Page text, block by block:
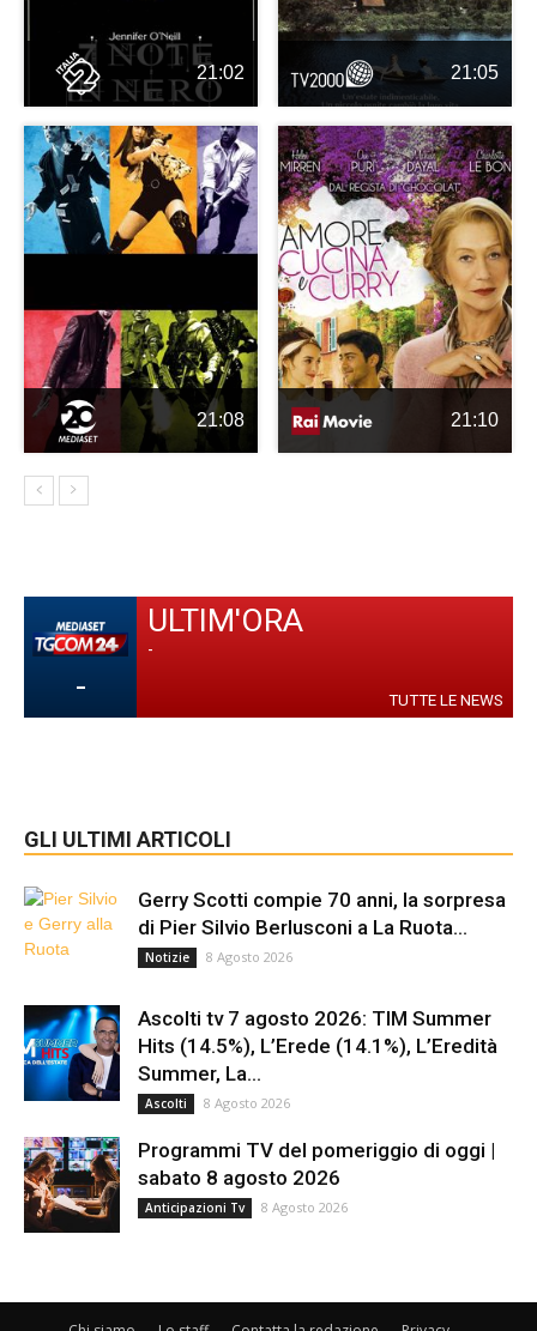
21:02 21:05
21:08 21:10
-
ULTIM'ORA
-
TUTTE LE NEWS
GLI ULTIMI ARTICOLI
Gerry Scotti compie 70 anni, la sorpresa
di Pier Silvio Berlusconi a La Ruota...
Notizie 8 Agosto 2026
Ascolti tv 7 agosto 2026: TIM Summer
Hits (14.5%), L’Erede (14.1%), L’Eredità
Summer, La...
Ascolti 8 Agosto 2026
Programmi TV del pomeriggio di oggi |
sabato 8 agosto 2026
Anticipazioni Tv 8 Agosto 2026